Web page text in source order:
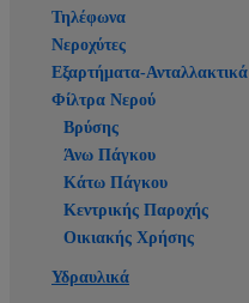
Τηλέφωνα
Νεροχύτες
Εξαρτήματα-Ανταλλακτικά
Φίλτρα Νερού
Βρύσης
Άνω Πάγκου
Κάτω Πάγκου
Κεντρικής Παροχής
Οικιακής Χρήσης
Υδραυλικά